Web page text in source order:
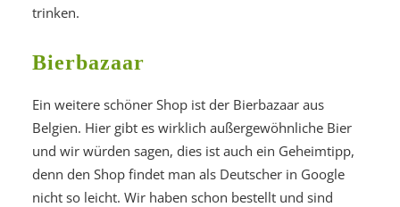
trinken.
Bierbazaar
Ein weitere schöner Shop ist der Bierbazaar aus
Belgien. Hier gibt es wirklich außergewöhnliche Bier
und wir würden sagen, dies ist auch ein Geheimtipp,
denn den Shop findet man als Deutscher in Google
nicht so leicht. Wir haben schon bestellt und sind